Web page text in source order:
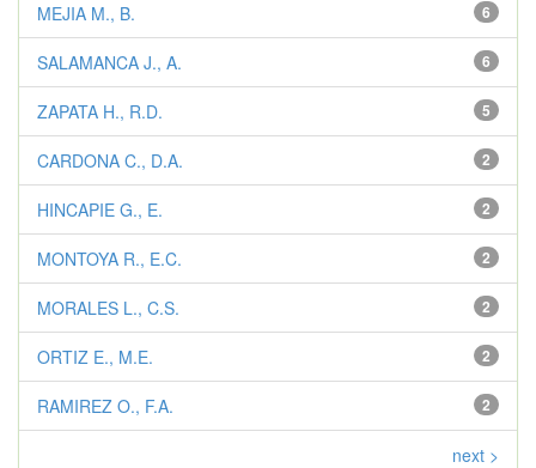
6
MEJIA M., B.
6
SALAMANCA J., A.
5
ZAPATA H., R.D.
2
CARDONA C., D.A.
2
HINCAPIE G., E.
2
MONTOYA R., E.C.
2
MORALES L., C.S.
2
ORTIZ E., M.E.
2
RAMIREZ O., F.A.
next >